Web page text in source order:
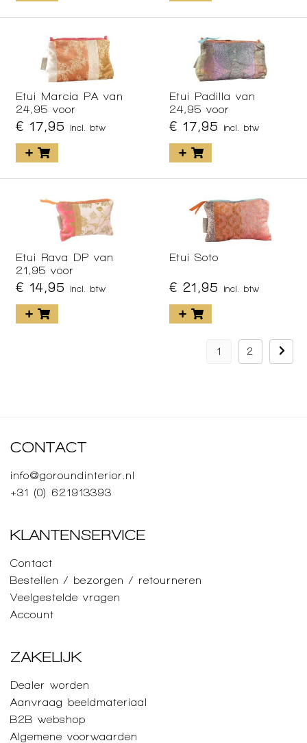
Etui Marcia PA van
24,95 voor
€ 17,95 incl. btw
Etui Padilla van
24,95 voor
€ 17,95 incl. btw
Etui Rava DP van
21,95 voor
€ 14,95 incl. btw
Etui Soto
€ 21,95 incl. btw
1 2
CONTACT
info@goroundinterior.nl
+31 (0) 621913393
KLANTENSERVICE
Contact
Bestellen / bezorgen / retourneren
Veelgestelde vragen
Account
ZAKELIJK
Dealer worden
Aanvraag beeldmateriaal
B2B webshop
Algemene voorwaarden